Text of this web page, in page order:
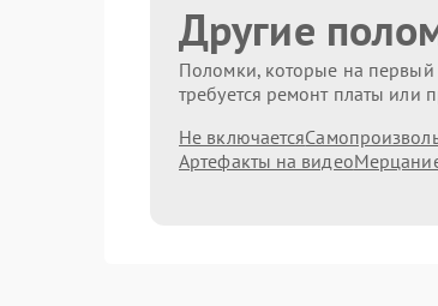
Другие
Поломки, которые на первый
требуется ремонт платы или
Не включается
Артефакты на видео